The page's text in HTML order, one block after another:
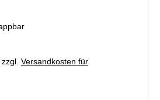
Versandkosten für